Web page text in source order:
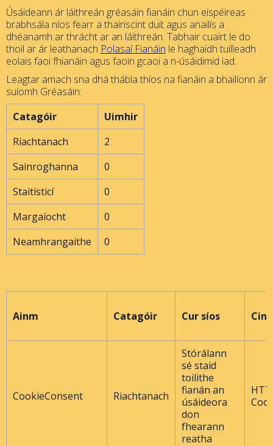
Úsáideann ár láithreán gréasáin fianáin chun eispéireas
brabhsála níos fearr a thairiscint duit agus anailís a
dhéanamh ar thrácht ar an láithreán. Tabhair cuairt le do
thoil ar ár leathanach Polasaí Fianáin le haghaidh tuilleadh
eolais faoi fhianáin agus faoin gcaoi a n-úsáidimid iad.
Leagtar amach sna dhá thábla thíos na fianáin a bhailíonn ár
suíomh Gréasáin:
Catagóir
Uimhir
Riachtanach
2
Sainroghanna
0
Staitisticí
0
Margaíocht
0
Neamhrangaithe
0
Ainm Catagóir Cur síos
CookieConsent Riachtanach
Stórálann
sé staid
toilithe
fianán an
úsáideora
don
fhearann ​​
reatha